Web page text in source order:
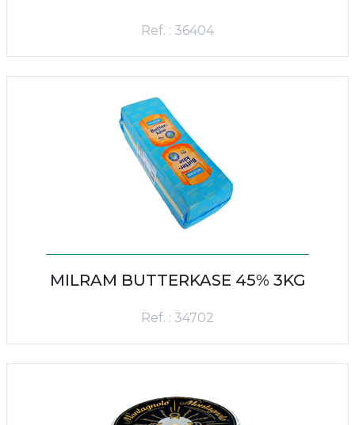
Ref. : 36404
MILRAM BUTTERKASE 45% 3KG
Ref. : 34702